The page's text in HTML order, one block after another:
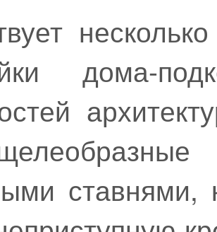
дома-
ставнями,